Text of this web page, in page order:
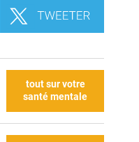
tout sur votre
santé mentale